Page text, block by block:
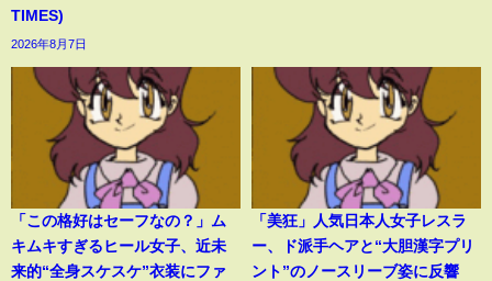
TIMES)
2026年8月7日
「この格好はセーフなの？」ム
キムキすぎるヒール女子、近未
来的“全身スケスケ”衣装にファ
「美狂」人気日本人女子レスラ
ー、ド派手ヘアと“大胆漢字プリ
ント”のノースリーブ姿に反響